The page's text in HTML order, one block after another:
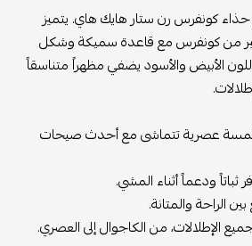
حذاء كونفرس رن ستار هايك هاي. يتميز
من كونفرس مع قاعدة سميكة وشكل
الأبيض والأسود يضفي مظهراً متناسقاً
عصرية تتماشى مع أحدث صيحات
ودعماً أثناء المشي.
الراحة والمتانة.
الإطلالات، من الكاجوال إلى العصري.